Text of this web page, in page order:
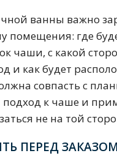
ванны важно
помещения: где
чаши, с какой
и как будет
совпасть с
к чаше и
не на той
ПЕРЕД ЗАКАЗОМ